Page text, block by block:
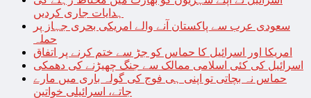
ہدایات جاری کردیں
سعودی عرب سے پاکستان آنے والے امریکی بحری جہاز پر
حملہ
امریکا اور اسرائیل کا حماس کو جڑ سے ختم کرنے پر اتفاق
اسرائیل کی کئی اسلامی ممالک سے جنگ چھیڑنے کی دھمکی
حماس نہ بچاتی تو اپنی ہی فوج کی گولہ باری میں مارے
جاتے، اسرائیلی خواتین